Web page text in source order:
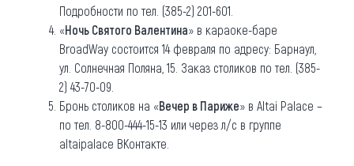
Подробности по тел. (385-2) 201-601.
«Ночь Святого Валентина» в караоке-баре
BroadWay состоится 14 февраля по адресу: Барнаул,
ул. Солнечная Поляна, 15. Заказ столиков по тел. (385-
2) 43-70-09.
Бронь столиков на «Вечер в Париже» в Altai Palace –
по тел. 8-800-444-15-13 или через л/с в группе
altaipalace ВКонтакте.